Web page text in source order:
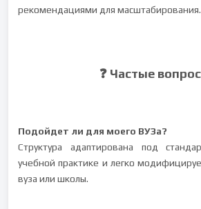
рекомендациями для масштабирования.
❓ Частые
Подойдет ли для моего ВУЗа?
Структура адаптирована под
учебной практике и легко
вуза или школы.